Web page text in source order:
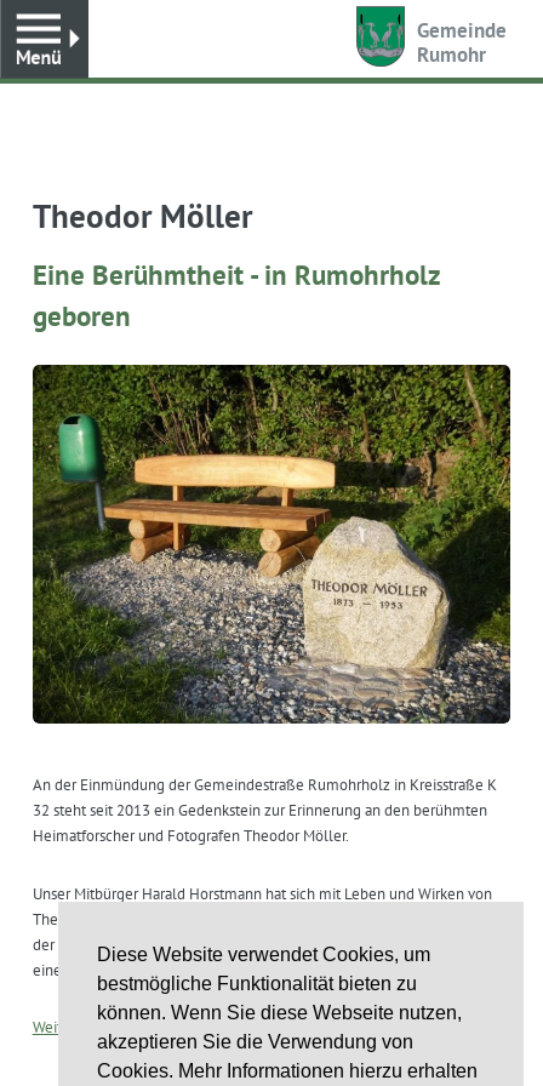
Diese Website verwendet Cookies, um
bestmögliche Funktionalität bieten zu
können. Wenn Sie diese Webseite nutzen,
akzeptieren Sie die Verwendung von
Cookies. Mehr Informationen hierzu erhalten
Gemeinde
Rumohr
Theodor Möller
Eine Berühmtheit - in Rumohrholz
geboren
An der Einmündung der Gemeindestraße Rumohrholz in Kreisstraße K
32 steht seit 2013 ein Gedenkstein zur Erinnerung an den berühmten
Heimatforscher und Fotografen Theodor Möller.
Unser Mitbürger Harald Horstmann hat sich mit Leben und Wirken von
Theodor Möller intensiv beschäftigt. Auf seine Initiative hin wurde 2013
der Gedenkstein errichtet. 2017 hat er in der Alten Schule in Rumohr
einen Vortrag dazu gehalten.
Weitere Einzelheiten bei Wikipedia.